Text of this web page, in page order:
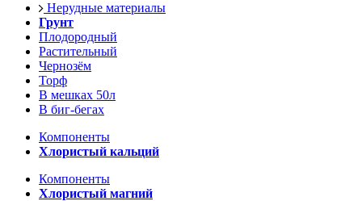
Нерудные материалы
Грунт
Плодородный
Растительный
Чернозём
Торф
В мешках 50л
В биг-бегах
Компоненты
Хлористый кальций
Компоненты
Хлористый магний